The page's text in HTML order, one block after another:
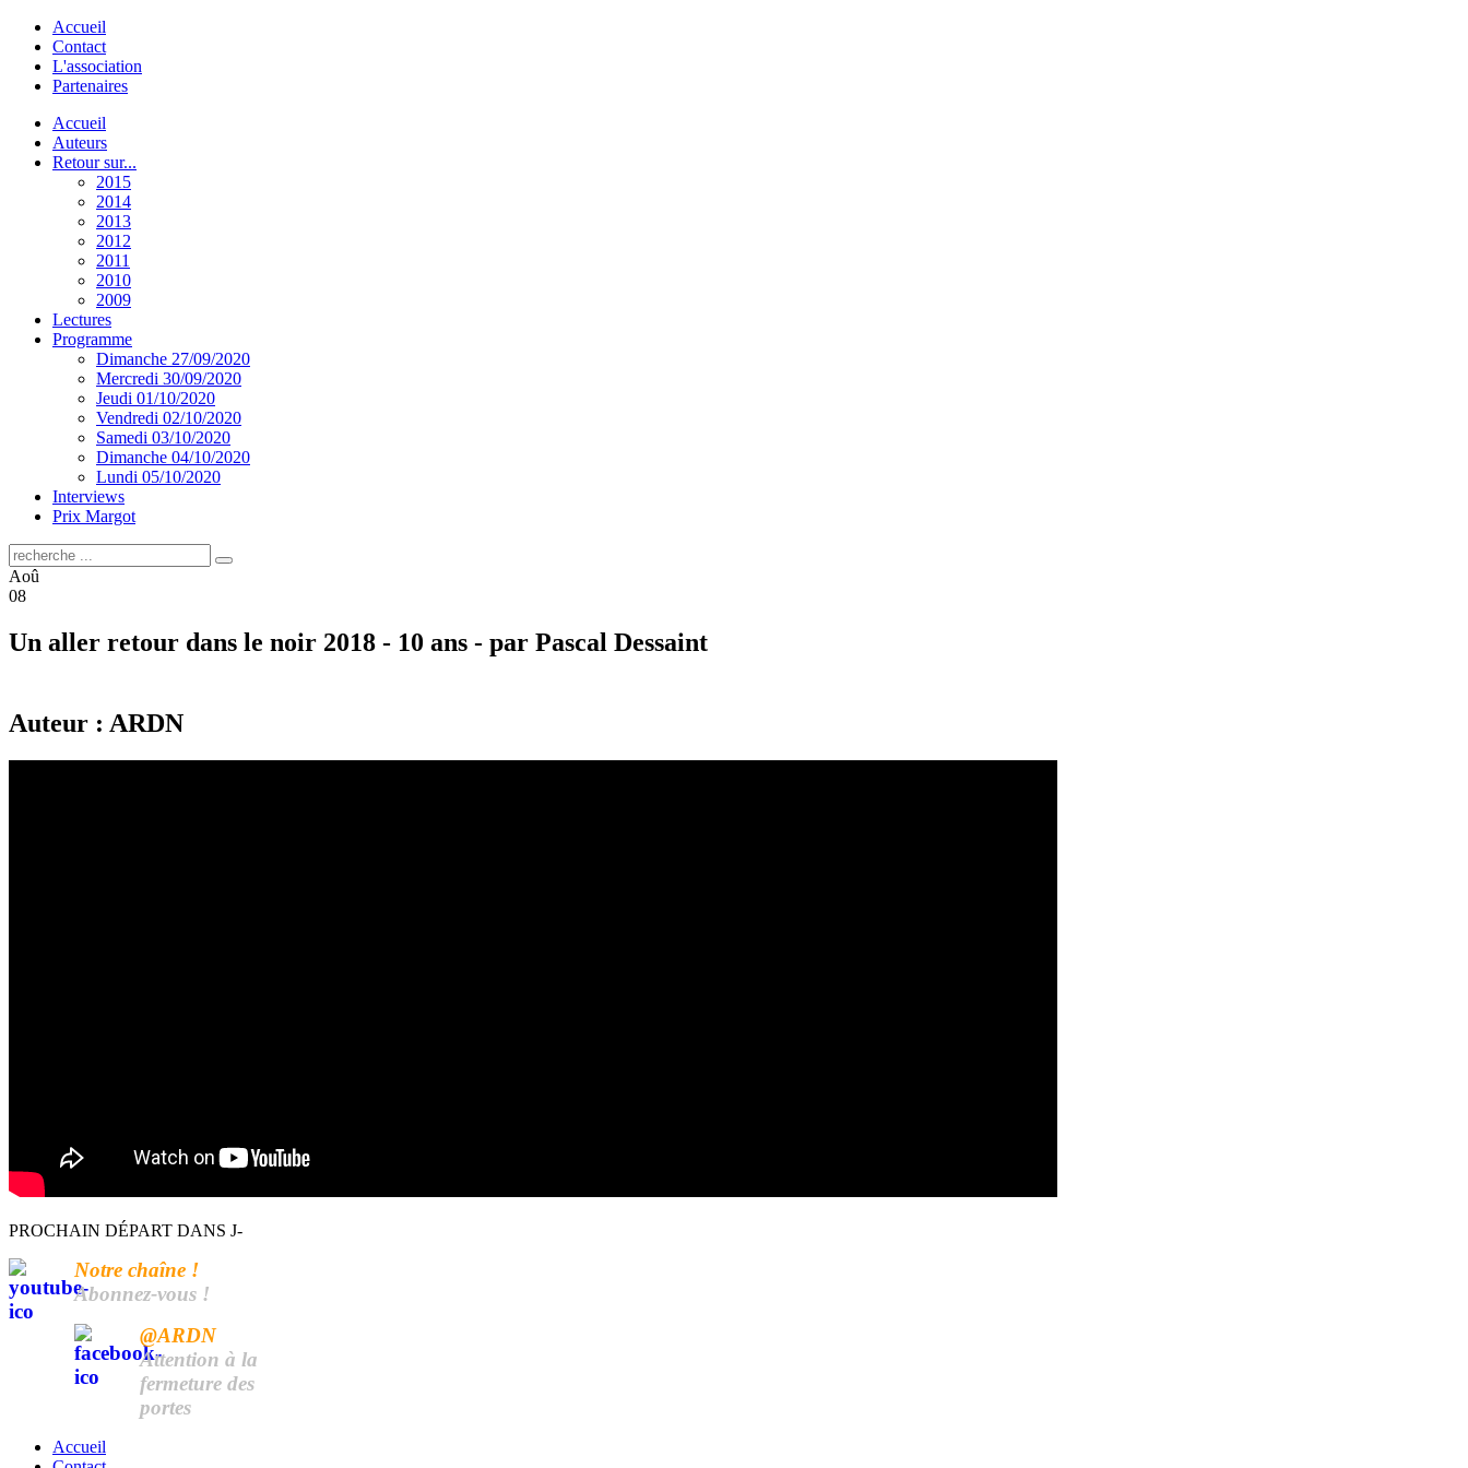
Accueil
Contact
L'association
Partenaires
Accueil
Auteurs
Retour sur...
2015
2014
2013
2012
2011
2010
2009
Lectures
Programme
Dimanche 27/09/2020
Mercredi 30/09/2020
Jeudi 01/10/2020
Vendredi 02/10/2020
Samedi 03/10/2020
Dimanche 04/10/2020
Lundi 05/10/2020
Interviews
Prix Margot
Aoû
08
Un aller retour dans le noir 2018 - 10 ans - par Pascal Dessaint
Auteur : ARDN
PROCHAIN DÉPART DANS J-
Notre chaîne !
Abonnez-vous !
@ARDN
Attention à la
fermeture des
portes
Accueil